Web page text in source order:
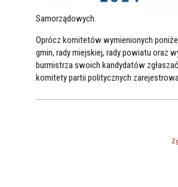
Samorządowych.
Oprócz komitetów wymienionych
gmin, rady miejskiej, rady powiatu oraz
burmistrza swoich kandydatów
komitety partii politycznych